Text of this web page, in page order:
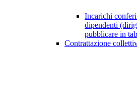
Incarichi
dipendenti
pubblicare in
Contrattazione